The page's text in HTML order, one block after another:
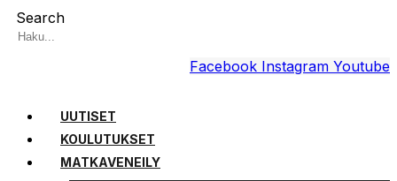
Search
Facebook Instagram Youtube
UUTISET
KOULUTUKSET
MATKAVENEILY